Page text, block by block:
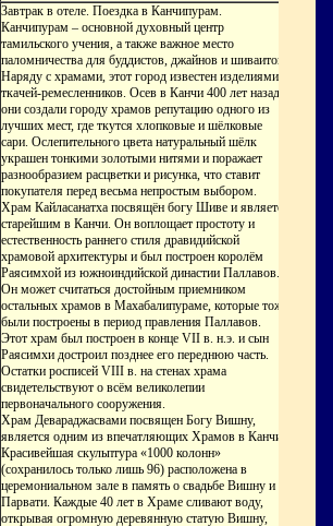
Завтрак в отеле. Поездка в Канчипурам.
Канчипурам – основной духовный центр
тамильского учения, а также важное место
паломничества для буддистов, джайнов и шиваитов.
Наряду с храмами, этот город известен изделиями
ткачей-ремесленников. Осев в Канчи 400 лет назад,
они создали городу храмов репутацию одного из
лучших мест, где ткутся хлопковые и шёлковые
сари. Ослепительного цвета натуральный шёлк
украшен тонкими золотыми нитями и поражает
разнообразием расцветки и рисунка, что ставит
покупателя перед весьма непростым выбором.
Храм Кайласанатха посвящён богу Шиве и является
старейшим в Канчи. Он воплощает простоту и
естественность раннего стиля дравидийской
храмовой архитектуры и был построен королём
Раясимхой из южноиндийской династии Паллавов.
Он может считаться достойным приемником
остальных храмов в Махабалипураме, которые тоже
были построены в период правления Паллавов.
Этот храм был построен в конце VII в. н.э. и сын
Раясимхи достроил позднее его переднюю часть.
Остатки росписей VIII в. на стенах храма
свидетельствуют о всём великолепии
первоначального сооружения.
Храм Девараджасвами посвящен Богу Вишну,
является одним из впечатляющих Храмов в Канчи.
Красивейшая скульптура «1000 колонн»
(сохранилось только лишь 96) расположена в
церемониальном зале в память о свадьбе Вишну и
Парвати. Каждые 40 лет в Храме сливают воду,
открывая огромную деревянную статую Вишну,